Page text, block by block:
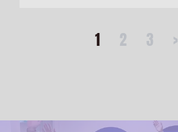
1 2 3 >